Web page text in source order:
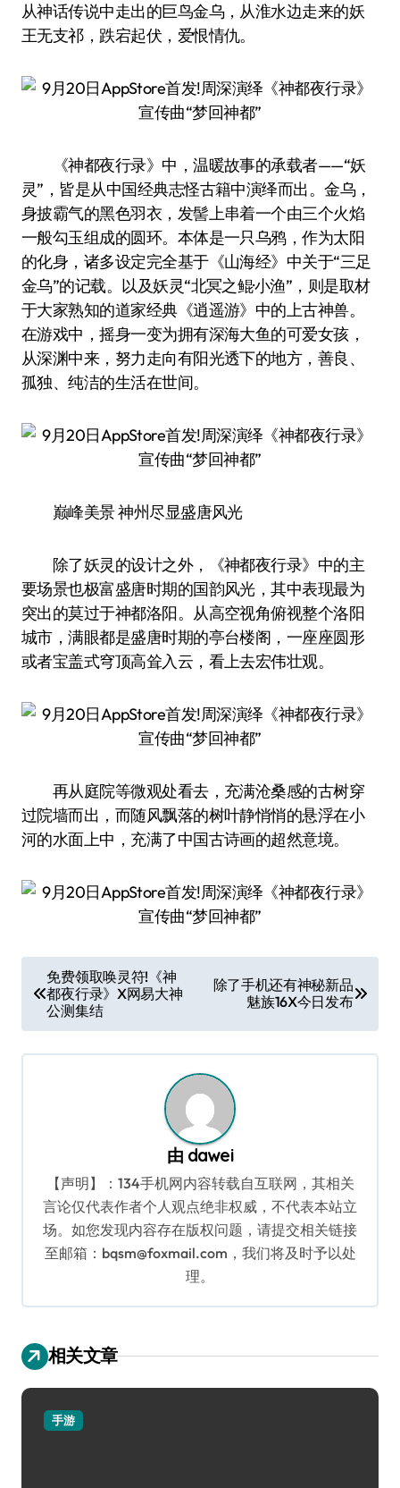
从神话传说中走出的巨鸟金乌，从淮水边走来的妖
王无支祁，跌宕起伏，爱恨情仇。
《神都夜行录》中，温暖故事的承载者——“妖
灵”，皆是从中国经典志怪古籍中演绎而出。金乌，
身披霸气的黑色羽衣，发髻上串着一个由三个火焰
一般勾玉组成的圆环。本体是一只乌鸦，作为太阳
的化身，诸多设定完全基于《山海经》中关于“三足
金乌”的记载。以及妖灵“北冥之鲲·小渔”，则是取材
于大家熟知的道家经典《逍遥游》中的上古神兽。
在游戏中，摇身一变为拥有深海大鱼的可爱女孩，
从深渊中来，努力走向有阳光透下的地方，善良、
孤独、纯洁的生活在世间。
巅峰美景 神州尽显盛唐风光
除了妖灵的设计之外，《神都夜行录》中的主
要场景也极富盛唐时期的国韵风光，其中表现最为
突出的莫过于神都洛阳。从高空视角俯视整个洛阳
城市，满眼都是盛唐时期的亭台楼阁，一座座圆形
或者宝盖式穹顶高耸入云，看上去宏伟壮观。
再从庭院等微观处看去，充满沧桑感的古树穿
过院墙而出，而随风飘落的树叶静悄悄的悬浮在小
河的水面上中，充满了中国古诗画的超然意境。
章
导
航
免费领取唤灵符!《神
都夜行录》X网易大神
公测集结
除了手机还有神秘新品
魅族16X今日发布
由 dawei
【声明】：134手机网内容转载自互联网，其相关
言论仅代表作者个人观点绝非权威，不代表本站立
场。如您发现内容存在版权问题，请提交相关链接
至邮箱：bqsm@foxmail.com，我们将及时予以处
理。
相关文章
手游